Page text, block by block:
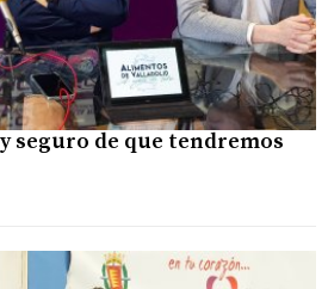
seguro de que tendremos